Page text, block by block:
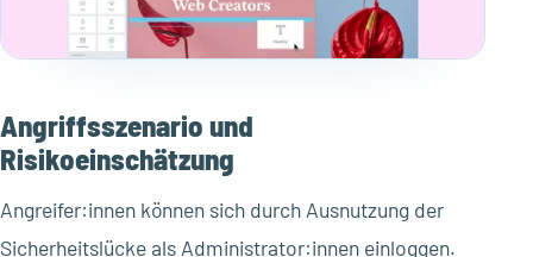
Angriffsszenario und
Risikoeinschätzung
Angreifer:innen können sich durch Ausnutzung der
Sicherheitslücke als Administrator:innen einloggen.